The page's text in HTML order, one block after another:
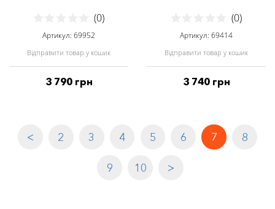
(0)
Артикул: 69952
Відправити товар у кошик
3 790 грн
(0)
Артикул: 69414
Відправити товар у кошик
3 740 грн
< 2 3 4 5 6 7 8
9 10 >